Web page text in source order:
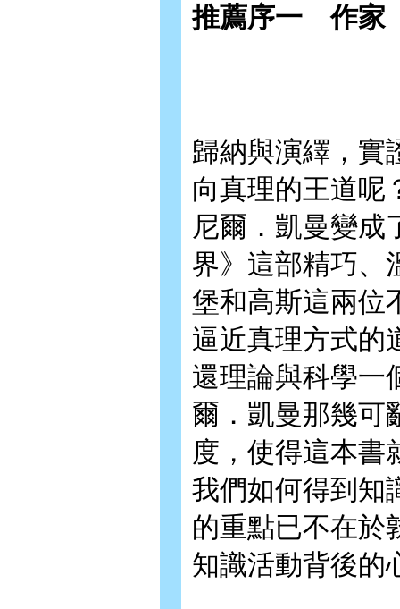
推薦序一 作家
歸納與演繹，實
向真理的王道呢
尼爾．凱曼變成
界》這部精巧、
堡和高斯這兩位
逼近真理方式的
還理論與科學一
爾．凱曼那幾可
度，使得這本書
我們如何得到知
的重點已不在於
知識活動背後的